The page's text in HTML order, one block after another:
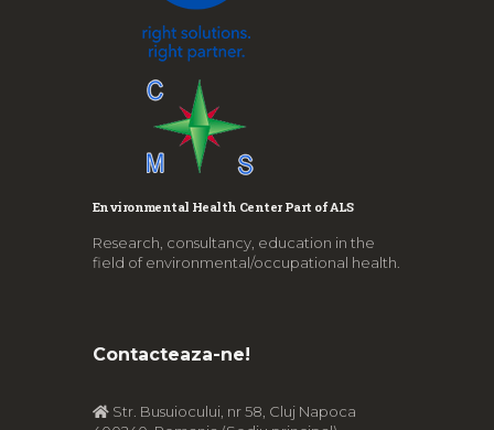
Environmental Health Center Part of ALS
Research, consultancy, education in the
field of environmental/occupational health.
Contacteaza-ne!
Str. Busuiocului, nr 58, Cluj Napoca